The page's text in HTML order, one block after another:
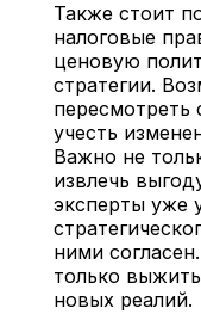
Также стоит
налоговые
ценовую
стратегии.
учесть
Важно не
извлечь
эксперты уже
ними
только
новых реалий.